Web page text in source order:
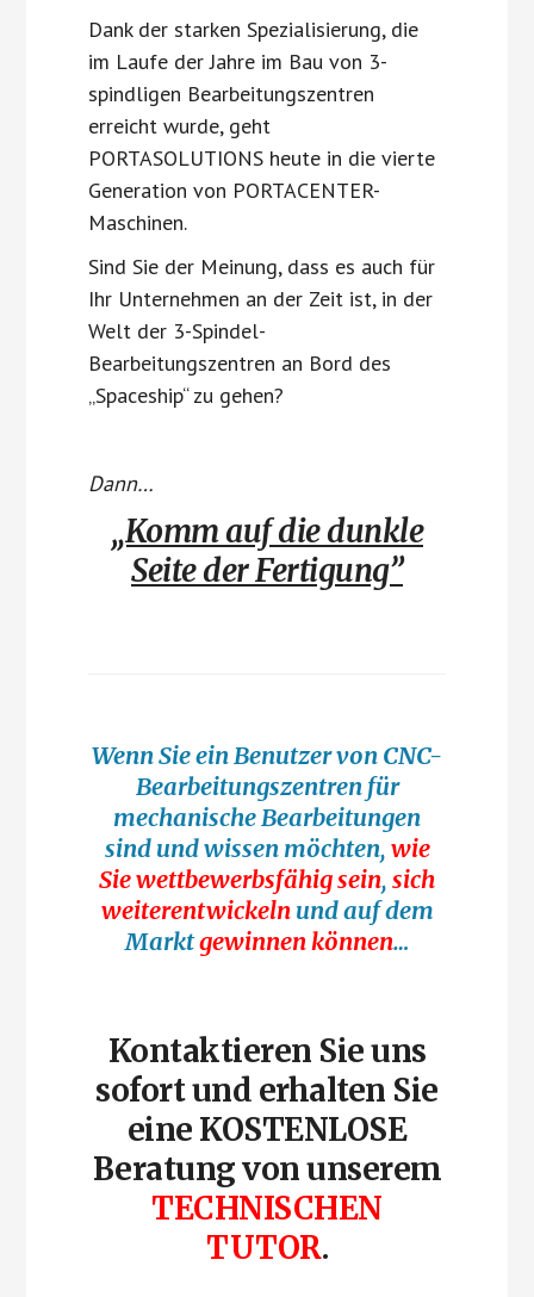
Dank der starken Spezialisierung, die
im Laufe der Jahre im Bau von 3-
spindligen Bearbeitungszentren
erreicht wurde, geht
PORTASOLUTIONS heute in die vierte
Generation von PORTACENTER-
Maschinen.
Sind Sie der Meinung, dass es auch für
Ihr Unternehmen an der Zeit ist, in der
Welt der 3-Spindel-
Bearbeitungszentren an Bord des
„Spaceship“ zu gehen?
Dann…
„Komm auf die dunkle
Seite der Fertigung”
Wenn Sie ein Benutzer von CNC-
Bearbeitungszentren für
mechanische Bearbeitungen
sind und wissen möchten, wie
Sie wettbewerbsfähig sein, sich
weiterentwickelnund auf dem
Marktgewinnen können…
Kontaktieren Sie uns
sofort und erhalten Sie
eine KOSTENLOSE
Beratung von unserem
TECHNISCHEN
TUTOR.